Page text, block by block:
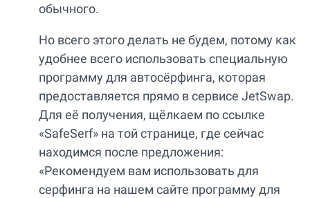
обычного.
Но всего этого делать не будем, потому как
удобнее всего использовать специальную
программу для автосёрфинга, которая
предоставляется прямо в сервисе JetSwap.
Для её получения, щёлкаем по ссылке
«SafeSerf» на той странице, где сейчас
находимся после предложения:
«Рекомендуем вам использовать для
серфинга на нашем сайте программу для